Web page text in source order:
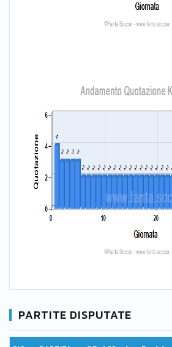
PARTITE DISPUTATE